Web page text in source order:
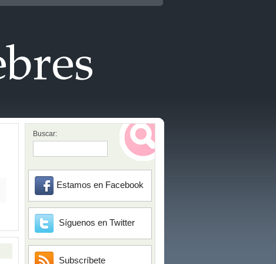
Buscar:
Estamos en Facebook
Síguenos en Twitter
Subscríbete